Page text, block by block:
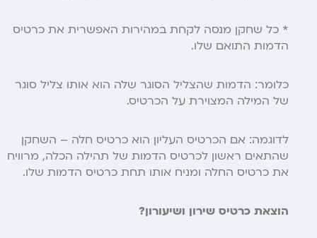
* כל שחקן מנסה לקחת במהירות האפשרית את כרטיס
הדמות התואם שלו.
כלומר: הדמות שהצליל הסוגר שלה הוא אותו צליל סוגר
של המילה המצוירת על הכרטיס.
לדוגמה: אם הכרטיס העליון הוא כרטיס חלה – השחקן
שהתאים ראשון לכרטיס הדמות של תהילה הכלה, מרוויח
את כרטיס החלה ומניח אותו תחת כרטיס הדמות שלו.
הוצאת כרטיס שירון ושיעורון?